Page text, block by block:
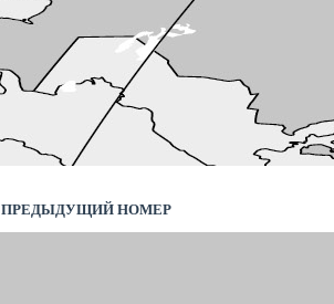
ПРЕДЫДУЩИЙ НОМЕР